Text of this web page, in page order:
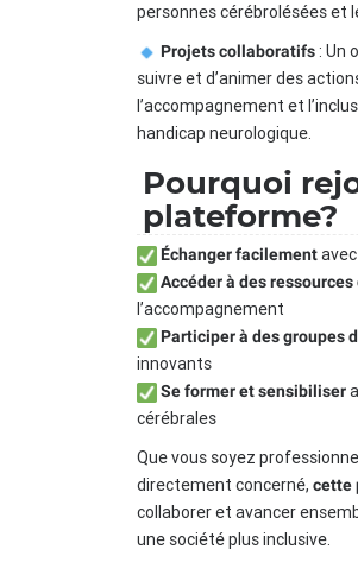
personnes cérébrolésées et
Projets collaboratifs: Un
suivre et d’animer des
l’accompagnement et
handicap neurologique.
Pourquoi
plateforme?
Échanger facilement
Accéder à des
l’accompagnement
Participer à des groupes
innovants
Se former et sensibiliser
cérébrales
Que vous soyez
directement concerné, cette
collaborer et avancer
une société plus inclusive.